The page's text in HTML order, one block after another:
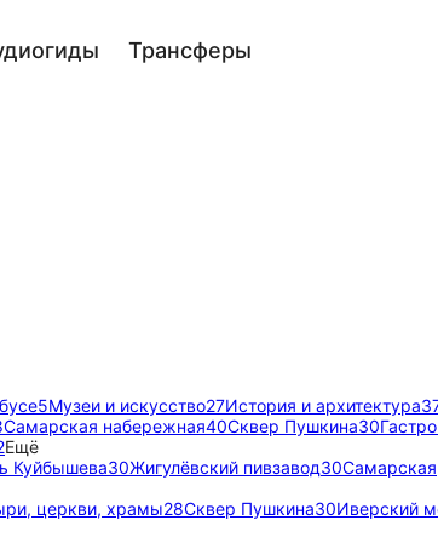
Трансферы
5Музеи и искусство27История и архитектура
Самарская набережная40Сквер Пушкина30
Ещё
Куйбышева30Жигулёвский пивзавод30Самарская
церкви, храмы28Сквер Пушкина30Иверский